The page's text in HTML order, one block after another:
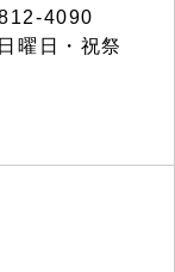
4090
曜日・祝祭